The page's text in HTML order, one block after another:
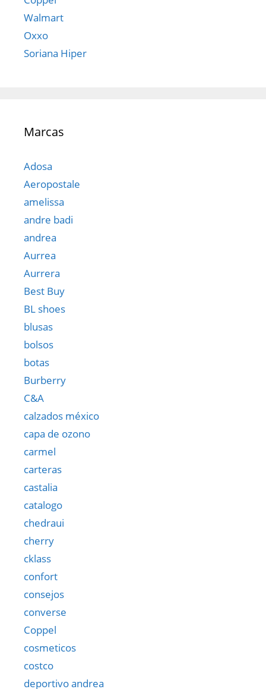
Walmart
Oxxo
Soriana Hiper
Marcas
Adosa
Aeropostale
amelissa
andre badi
andrea
Aurrea
Aurrera
Best Buy
BL shoes
blusas
bolsos
botas
Burberry
C&A
calzados méxico
capa de ozono
carmel
carteras
castalia
catalogo
chedraui
cherry
cklass
confort
consejos
converse
Coppel
cosmeticos
costco
deportivo andrea